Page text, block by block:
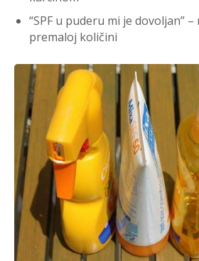
“SPF u puderu mi je dovoljan”
premaloj količini